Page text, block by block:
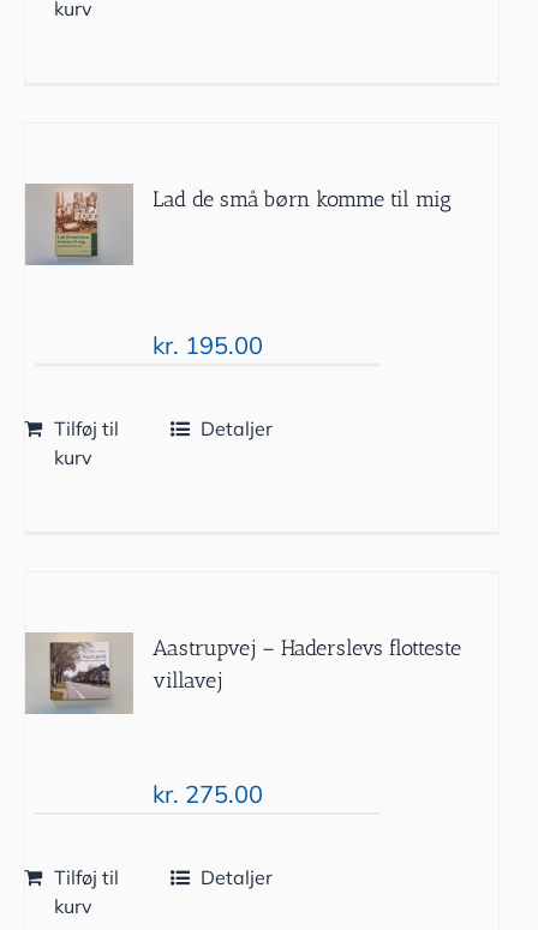
kurv
Lad de små børn komme til mig
kr. 195.00
Tilføj til
kurv
Detaljer
Aastrupvej – Haderslevs flotteste
villavej
kr. 275.00
Tilføj til
kurv
Detaljer